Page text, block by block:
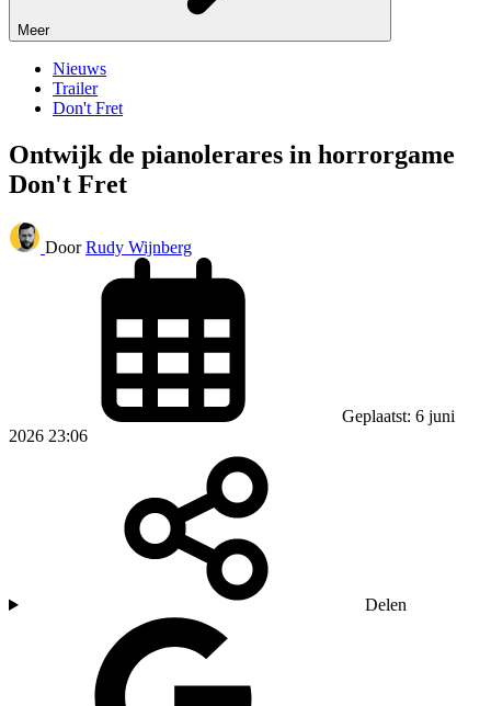
Meer
Nieuws
Trailer
Don't Fret
Ontwijk de pianolerares in horrorgame
Don't Fret
Door Rudy Wijnberg
Geplaatst: 6 juni
2026 23:06
Delen